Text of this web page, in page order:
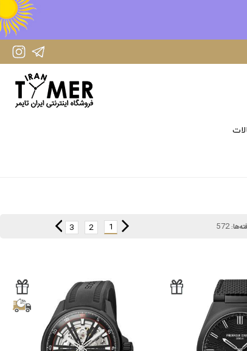
IranTimer Instagram Page
572
1
2
3